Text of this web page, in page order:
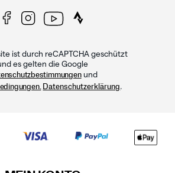
ist durch reCAPTCHA geschützt
es gelten die Google
und
Datenschutzerklärung.